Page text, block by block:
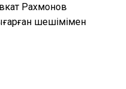
Рахмонов
шешімімен